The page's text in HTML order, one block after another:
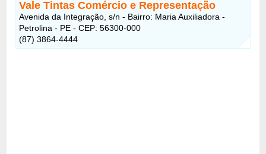
Vale Tintas Comércio e Representação
Avenida da Integração, s/n - Bairro: Maria Auxiliadora -
Petrolina - PE - CEP: 56300-000
(87) 3864-4444